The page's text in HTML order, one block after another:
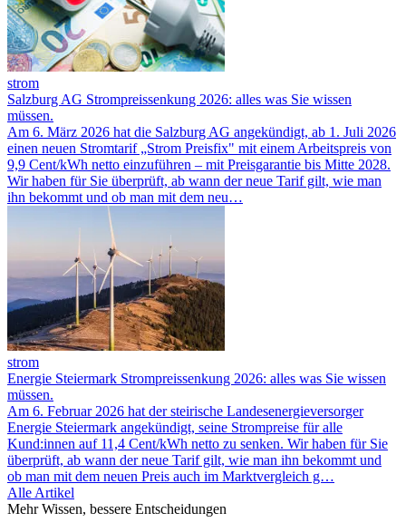
strom
Salzburg AG Strompreissenkung 2026: alles was Sie wissen
müssen.
Am 6. März 2026 hat die Salzburg AG angekündigt, ab 1. Juli 2026
einen neuen Stromtarif „Strom Preisfix" mit einem Arbeitspreis von
9,9 Cent/kWh netto einzuführen – mit Preisgarantie bis Mitte 2028.
Wir haben für Sie überprüft, ab wann der neue Tarif gilt, wie man
ihn bekommt und ob man mit dem neu…
strom
Energie Steiermark Strompreissenkung 2026: alles was Sie wissen
müssen.
Am 6. Februar 2026 hat der steirische Landesenergieversorger
Energie Steiermark angekündigt, seine Strompreise für alle
Kund:innen auf 11,4 Cent/kWh netto zu senken. Wir haben für Sie
überprüft, ab wann der neue Tarif gilt, wie man ihn bekommt und
ob man mit dem neuen Preis auch im Marktvergleich g…
Alle Artikel
Mehr Wissen, bessere Entscheidungen